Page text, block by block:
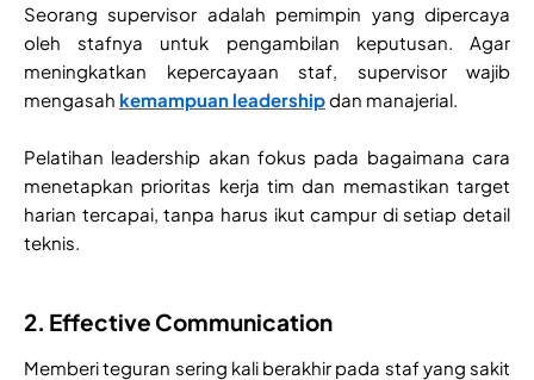
Seorang supervisor adalah pemimpin yang dipercaya
oleh stafnya untuk pengambilan keputusan. Agar
meningkatkan kepercayaan staf, supervisor wajib
mengasah kemampuan leadershipdan manajerial.
Pelatihan leadership akan fokus pada bagaimana cara
menetapkan prioritas kerja tim dan memastikan target
harian tercapai, tanpa harus ikut campur di setiap detail
teknis.
2. Effective Communication
Memberi teguran sering kali berakhir pada staf yang sakit